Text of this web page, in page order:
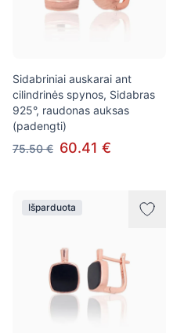
Sidabriniai auskarai ant
cilindrinės spynos, Sidabras
925°, raudonas auksas
(padengti)
75.50 € 60.41 €
Išparduota